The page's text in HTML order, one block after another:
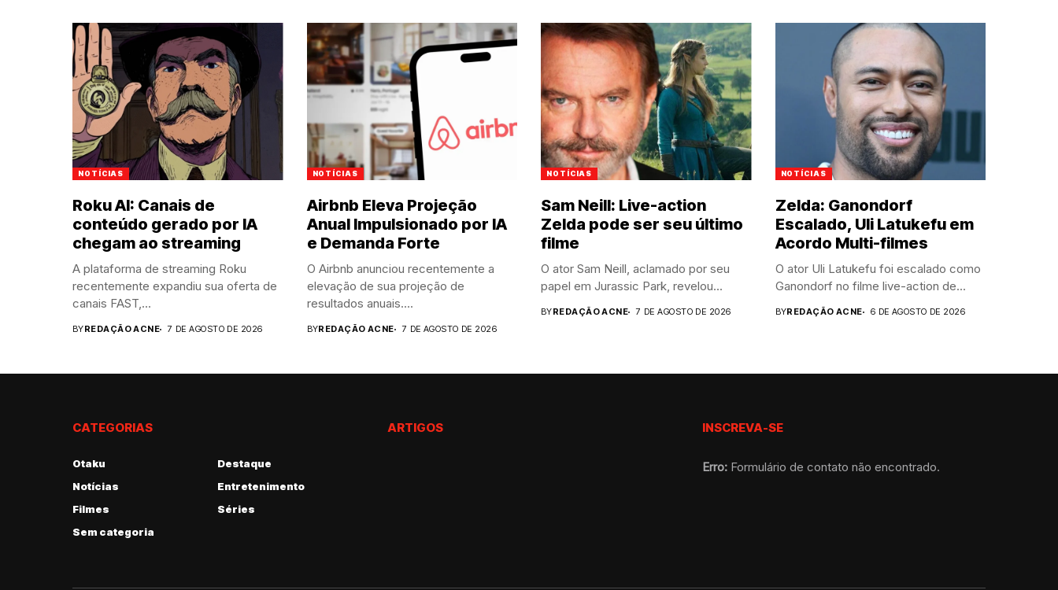
NOTÍCIAS
Roku AI: Canais de
conteúdo gerado por IA
chegam ao streaming
A plataforma de streaming Roku
recentemente expandiu sua oferta de
canais FAST,...
BYREDAÇÃO ACNE 7 DE AGOSTO DE 2026
NOTÍCIAS
Airbnb Eleva Projeção
Anual Impulsionado por IA
e Demanda Forte
O Airbnb anunciou recentemente a
elevação de sua projeção de
resultados anuais....
BYREDAÇÃO ACNE 7 DE AGOSTO DE 2026
NOTÍCIAS
Sam Neill: Live-action
Zelda pode ser seu último
filme
O ator Sam Neill, aclamado por seu
papel em Jurassic Park, revelou...
BYREDAÇÃO ACNE 7 DE AGOSTO DE 2026
NOTÍCIAS
Zelda: Ganondorf
Escalado, Uli Latukefu em
Acordo Multi-filmes
O ator Uli Latukefu foi escalado como
Ganondorf no filme live-action de...
BYREDAÇÃO ACNE 6 DE AGOSTO DE 2026
CATEGORIAS
Otaku
Destaque
Notícias
Entretenimento
Filmes
Séries
Sem categoria
ARTIGOS INSCREVA-SE
Erro: Formulário de contato não encontrado.